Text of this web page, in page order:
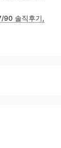
90 솔직후기,